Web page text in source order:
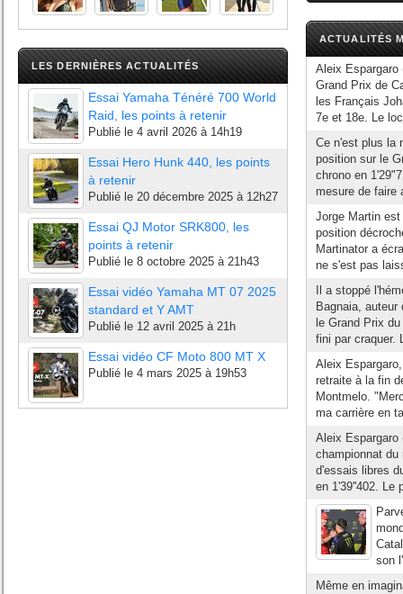
LES DERNIÈRES ACTUALITÉS
Essai Yamaha Ténéré 700 World
Raid, les points à retenir
Publié le 4 avril 2026 à 14h19
Essai Hero Hunk 440, les points
à retenir
Publié le 20 décembre 2025 à 12h27
Essai QJ Motor SRK800, les
points à retenir
Publié le 8 octobre 2025 à 21h43
Essai vidéo Yamaha MT 07 2025
standard et Y AMT
Publié le 12 avril 2025 à 21h
Essai vidéo CF Moto 800 MT X
Publié le 4 mars 2025 à 19h53
ACTUALITÉS
Aleix Espargaro
Grand Prix de
les Français
7e et 18e. Le
Ce n'est plus la
position sur le
chrono en
mesure de faire
Jorge Martin
position
Martinator a
ne s'est pas
Il a stoppé
Bagnaia,
le Grand Prix
fini par craquer.
Aleix
retraite à la fin
Montmelo.
ma carrière en
Aleix Espargaro
championnat
d'essais libres
en 1'39''402. Le
son
Même en